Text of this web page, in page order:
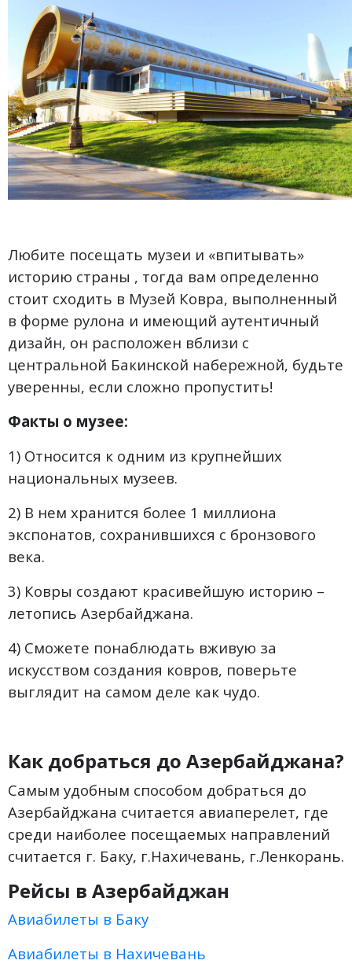
Любите посещать музеи и «впитывать»
историю страны , тогда вам определенно
стоит сходить в Музей Ковра, выполненный
в форме рулона и имеющий аутентичный
дизайн, он расположен вблизи с
центральной Бакинской набережной, будьте
уверенны, если сложно пропустить!
Факты о музее:
1) Относится к одним из крупнейших
национальных музеев.
2) В нем хранится более 1 миллиона
экспонатов, сохранившихся с бронзового
века.
3) Ковры создают красивейшую историю –
летопись Азербайджана.
4) Сможете понаблюдать вживую за
искусством создания ковров, поверьте
выглядит на самом деле как чудо.
Как добраться до Азербайджана?
Самым удобным способом добраться до
Азербайджана считается авиаперелет, где
среди наиболее посещаемых направлений
считается г. Баку, г.Нахичевань, г.Ленкорань.
Рейсы в Азербайджан
Авиабилеты в Баку
Авиабилеты в Нахичевань